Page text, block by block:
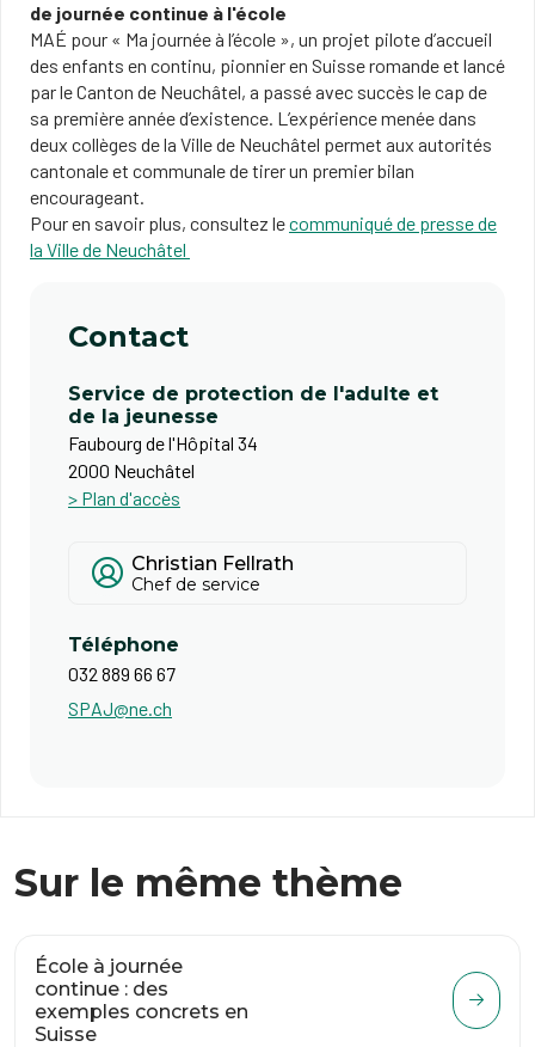
de journée continue à l'école
MAÉ pour « Ma journée à l’école », un projet pilote d’accueil
des enfants en continu, pionnier en Suisse romande et lancé
par le Canton de Neuchâtel, a passé avec succès le cap de
sa première année d’existence. L’expérience menée dans
deux collèges de la Ville de Neuchâtel permet aux autorités
cantonale et communale de tirer un premier bilan
encourageant. ​
Pour en savoir plus, consultez lecommuniqué de presse de
la Ville de Neuchâtel ​
Contact
Service de protection de l'adulte et
de la jeunesse
Faubourg de l'Hôpital 34
2000 Neuchâtel
> Plan d'accès
Christian Fellrath
Chef de service
Téléphone
032 889 66 67
SPAJ@ne.ch
Sur le même thème
École à journée
continue : des
exemples concrets en
Suisse